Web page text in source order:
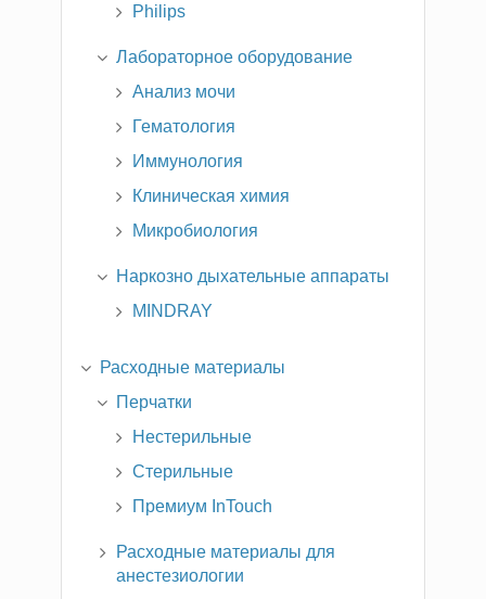
Philips
Лабораторное оборудование
Анализ мочи
Гематология
Иммунология
Клиническая химия
Микробиология
Наркозно дыхательные аппараты
MINDRAY
Расходные материалы
Перчатки
Нестерильные
Стерильные
Премиум InTouch
Расходные материалы для
анестезиологии